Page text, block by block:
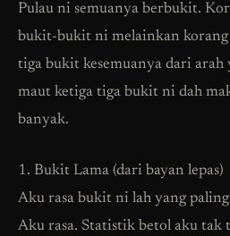
Pulau ni semuanya berbukit.
bukit-bukit ni melainkan korang
tiga bukit kesemuanya dari arah
maut ketiga tiga bukit ni dah
banyak.
1. Bukit Lama (dari bayan lepas)
Aku rasa bukit ni lah yang
Aku rasa. Statistik betol aku tak